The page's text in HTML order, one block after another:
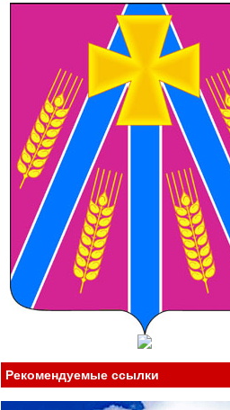
Рекомендуемые ссылки